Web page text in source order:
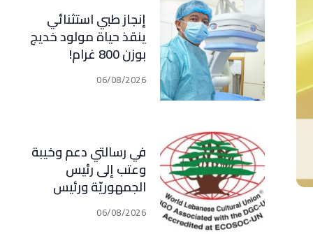
إنجاز طبي استثنائي
ينقذ حياة مولود خديج
بوزن 800 غرام!
06/08/2026
في رسالتي دعم وخيبة
وعتب إلى رئيس
الجمهوريّة ورئيس
مجلس الوزراء .. رئيس
الجامعة اللبنانية
06/08/2026